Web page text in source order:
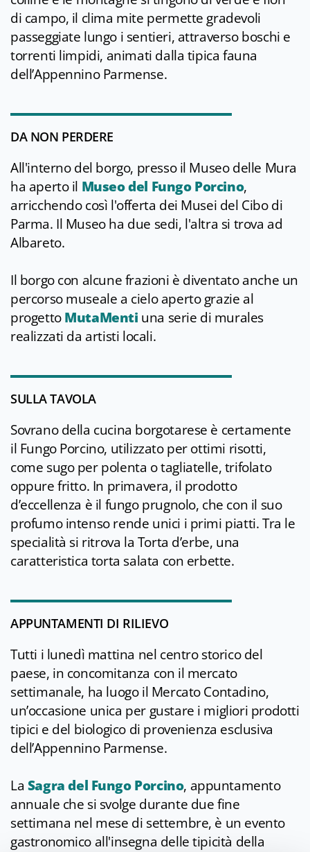
di campo, il clima mite permette gradevoli
passeggiate lungo i sentieri, attraverso boschi e
torrenti limpidi, animati dalla tipica fauna
dell’Appennino Parmense.
DA NON PERDERE
All'interno del borgo, presso il Museo delle Mura
ha aperto il Museo del Fungo Porcino,
arricchendo così l'offerta dei Musei del Cibo di
Parma. Il Museo ha due sedi, l'altra si trova ad
Albareto.
Il borgo con alcune frazioni è diventato anche un
percorso museale a cielo aperto grazie al
progettoMutaMenti una serie di murales
realizzati da artisti locali.
SULLA TAVOLA
Sovrano della cucina borgotarese è certamente
il Fungo Porcino, utilizzato per ottimi risotti,
come sugo per polenta o tagliatelle, trifolato
oppure fritto. In primavera, il prodotto
d’eccellenza è il fungo prugnolo, che con il suo
profumo intenso rende unici i primi piatti. Tra le
specialità si ritrova la Torta d’erbe, una
caratteristica torta salata con erbette.
APPUNTAMENTI DI RILIEVO
Tutti i lunedì mattina nel centro storico del
paese, in concomitanza con il mercato
settimanale, ha luogo il Mercato Contadino,
un’occasione unica per gustare i migliori prodotti
tipici e del biologico di provenienza esclusiva
dell’Appennino Parmense.
La Sagra del Fungo Porcino, appuntamento
annuale che si svolge durante due fine
settimana nel mese di settembre, è un evento
gastronomico all'insegna delle tipicità della